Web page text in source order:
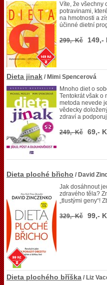
Víte, že všechny
potravinami,
na hmotnosti a
účinné dietní
299,- Kč 149,-
Dieta jinak / Mimi Spencerová
Mnoho diet o
Tentokrát však o
metoda nevede
vědecky
zdraví a
249,- Kč 69,-
Dieta ploché břicho / David
Jak dosáhnout
zdravého těla?
„tlustými geny“!
329,- Kč 99,-
Dieta plochého bříška / Liz